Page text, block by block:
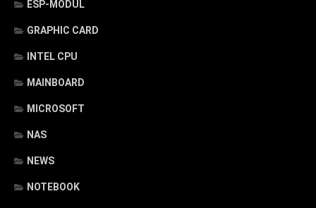
ESP-MODUL
GRAPHIC CARD
INTEL CPU
MAINBOARD
MICROSOFT
NAS
NEWS
NOTEBOOK